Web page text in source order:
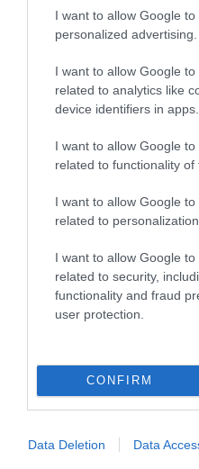
I want to allow Google to
personalized advertising.
I want to allow Google
related to analytics like
device identifiers in apps.
I want to allow Google
related to functionality of
I want to allow Google
related to personalization.
I want to allow Google
related to security,
functionality and fraud
user protection.
CONFIRM
Data Deletion Data
elképesztően nehéz,
azonnal több másik
Magyarország és a
szintén világhírű
járvány évét nem
egyetlen, amelyik 1986
minden évben vendégül
, csapatait
Ez egy olyan ritka elit,
nagyjából semmi másban
elismerést és egyöntetű
hangulata és a
Tartsuk meg ezt a
értéke az adóbevételek